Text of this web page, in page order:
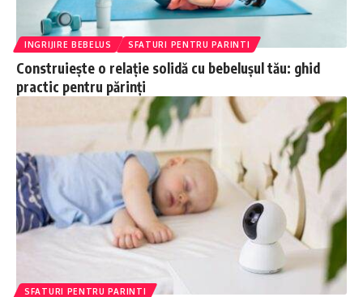
INGRIJIRE BEBELUS SFATURI PENTRU PARINTI
Construiește o relație solidă cu bebelușul tău: ghid
practic pentru părinți
SFATURI PENTRU PARINTI